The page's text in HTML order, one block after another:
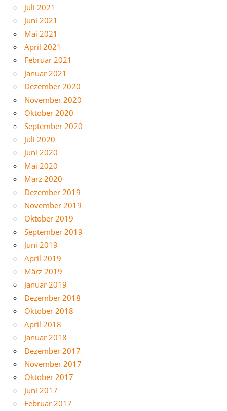
Juli 2021
Juni 2021
Mai 2021
April 2021
Februar 2021
Januar 2021
Dezember 2020
November 2020
Oktober 2020
September 2020
Juli 2020
Juni 2020
Mai 2020
März 2020
Dezember 2019
November 2019
Oktober 2019
September 2019
Juni 2019
April 2019
März 2019
Januar 2019
Dezember 2018
Oktober 2018
April 2018
Januar 2018
Dezember 2017
November 2017
Oktober 2017
Juni 2017
Februar 2017